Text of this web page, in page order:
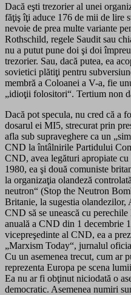
Dacă eşti trezorier al unei
făţiş îţi aduce 176 de mii de lire
nevoie de prea multe variante
Rothschild, regele Saudit sau
nu a putut pune doi şi doi
trezorier. Sau, dacă putea, ea
sovietici plătiţi pentru
membră a Coloanei a V-a, fie
„idioţii folositori“. Tertium non
Dacă pot specula, nu cred că a
dosarul ei MI5, strecurat prin
afla sub supraveghere ca un
CND la întâlnirile Partidului
CND, avea legături apropiate
1980, ea şi două comuniste
la organizaţia olandeză
neutron“ (Stop the Neutron
Britanie, la sugestia olandezilor,
CND să se unească cu
anuală a CND din 1 decembrie
vicepreşedinte al CND, ea a
„Marxism Today“, jurnalul
Cu un asemenea trecut, cum ar
reprezenta Europa pe scena
Ea nu ar fi obţinut niciodată o
democratic. Asemenea numiri